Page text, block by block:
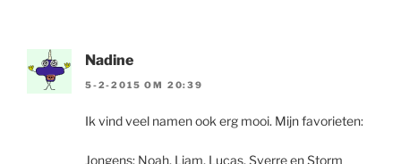
Nadine
5-2-2015 OM 20:39
Ik vind veel namen ook erg mooi. Mijn favorieten:
Jongens: Noah, Liam, Lucas, Sverre en Storm